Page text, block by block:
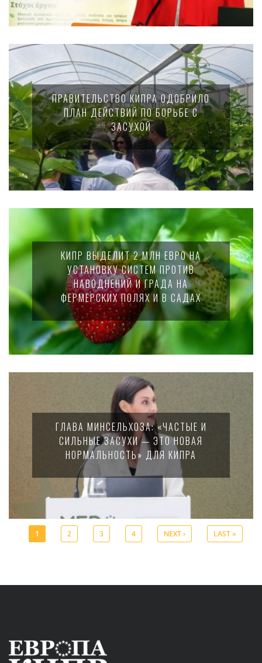
ПРАВИТЕЛЬСТВО КИПРА ОДОБРИЛО
ПЛАН ДЕЙСТВИЙ ПО БОРЬБЕ С
ЗАСУХОЙ
КИПР ВЫДЕЛИТ 2 МЛН ЕВРО НА
УСТАНОВКУ СИСТЕМ ПРОТИВ
НАВОДНЕНИЙ И ГРАДА НА
ФЕРМЕРСКИХ ПОЛЯХ И В САДАХ
ГЛАВА МИНСЕЛЬХОЗА: «ЧАСТЫЕ И
СИЛЬНЫЕ ЗАСУХИ — ЭТО НОВАЯ
НОРМАЛЬНОСТЬ» ДЛЯ КИПРА
1 2 3 4 NEXT › LAST »